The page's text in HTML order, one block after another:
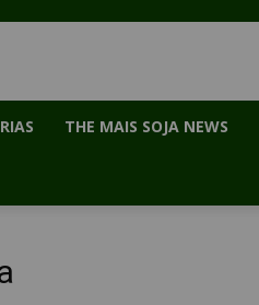
THE MAIS SOJA NEWS